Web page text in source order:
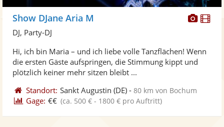
Fotos
Show DJane Aria M
DJ, Party-DJ
Hi, ich bin Maria – und ich liebe volle Tanzflächen! Wenn
die ersten Gäste aufspringen, die Stimmung kippt und
plötzlich keiner mehr sitzen bleibt ...
Standort: Sankt Augustin (DE) -80 km von Bochum
Gage: €€ (ca. 500 € - 1800 € pro Auftritt)